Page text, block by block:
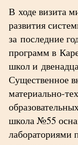
В ходе визита
развития
за последние
программ в
школ и
Существенное
материально-
школа №55
лабораториями